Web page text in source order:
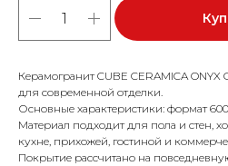
Керамогранит CUBE CERAMICA
для современной отделки.
Основные характеристики: формат
Материал подходит для пола и стен,
кухне, прихожей, гостиной и
Покрытие рассчитано на